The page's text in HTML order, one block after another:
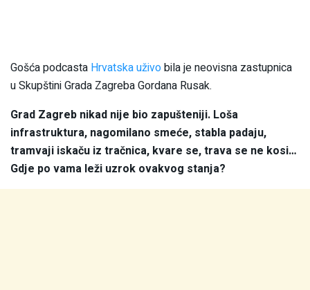
Gošća podcasta Hrvatska uživobila je neovisna zastupnica
u Skupštini Grada Zagreba Gordana Rusak.
Grad Zagreb nikad nije bio zapušteniji. Loša
infrastruktura, nagomilano smeće, stabla padaju,
tramvaji iskaču iz tračnica, kvare se, trava se ne kosi…
Gdje po vama leži uzrok ovakvog stanja?